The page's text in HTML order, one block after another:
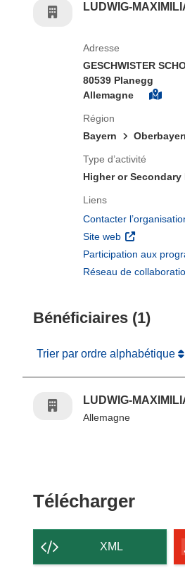
LUDWIG-
Adresse
GESCHWISTER
80539 Planegg
Allemagne
Région
Bayern
Type d’activité
Higher or
Liens
Contacter
Site web (s’ouvre
Participation aux
Réseau de
Bénéficiaires (1)
Trier par ordre alphabétique
LUDWIG-
Allemagne
Télécharger
XML